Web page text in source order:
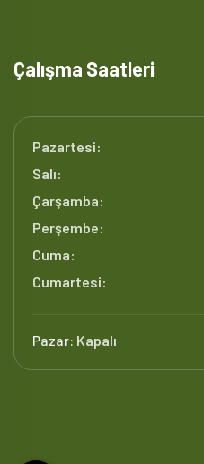
Çalışma Saatleri
Pazartesi:
Salı:
Çarşamba:
Perşembe:
Cuma:
Cumartesi:
Pazar: Kapalı